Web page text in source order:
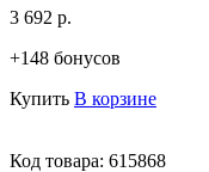
3 692 р.
+148 бонусов
Купить В корзине
Код товара: 615868